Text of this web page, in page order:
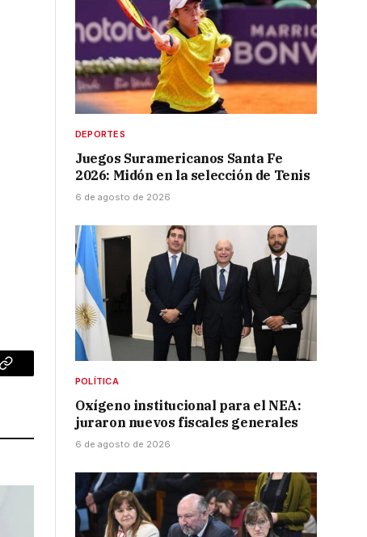
Copy
DEPORTES
Juegos Suramericanos Santa Fe
2026: Midón en la selección de Tenis
6 de agosto de 2026
POLÍTICA
Oxígeno institucional para el NEA:
juraron nuevos fiscales generales
6 de agosto de 2026